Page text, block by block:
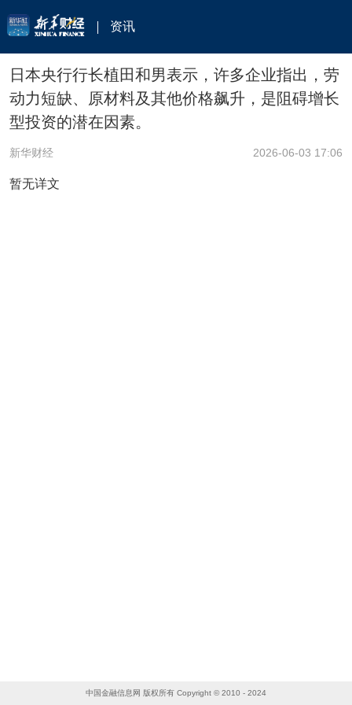
资讯
日本央行行长植田和男表示，许多企业指出，劳
动力短缺、原材料及其他价格飙升，是阻碍增长
型投资的潜在因素。
新华财经 2026-06-03 17:06
暂无详文
中国金融信息网 版权所有 Copyright © 2010 - 2024